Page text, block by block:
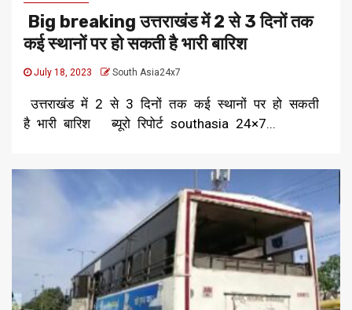
Big breaking उत्तराखंड में 2 से 3 दिनों तक
कई स्थानों पर हो सकती है भारी बारिश
July 18, 2023 South Asia24x7
उत्तराखंड में 2 से 3 दिनों तक कई स्थानों पर हो सकती
है भारी बारिश ब्यूरो रिपोर्ट southasia 24×7...